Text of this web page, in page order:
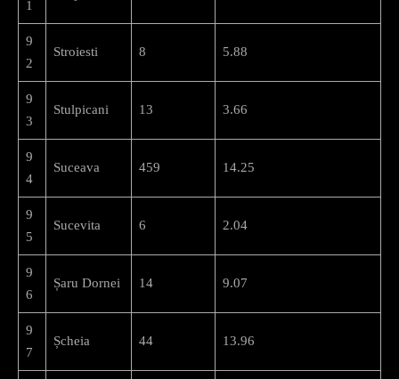
1
9
2
Stroiesti 8 5.88
9
3
Stulpicani 13 3.66
9
4
Suceava 459 14.25
9
5
Sucevita 6 2.04
9
6
Șaru Dornei 14 9.07
9
7
Șcheia 44 13.96